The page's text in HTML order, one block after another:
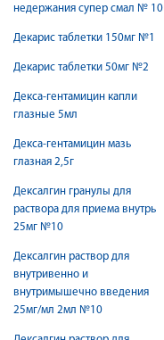
недержания супер смал № 10
Декарис таблетки 150мг №1
Декарис таблетки 50мг №2
Декса-гентамицин капли
глазные 5мл
Декса-гентамицин мазь
глазная 2,5г
Дексалгин гранулы для
раствора для приема внутрь
25мг №10
Дексалгин раствор для
внутривенно и
внутримышечно введения
25мг/мл 2мл №10